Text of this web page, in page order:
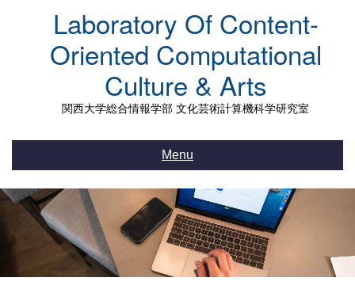
Laboratory Of Content-
Oriented Computational
Culture & Arts
関西大学総合情報学部 文化芸術計算機科学研究室
Menu